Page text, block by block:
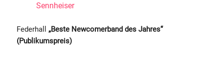
Sennheiser
Federhall „Beste Newcomerband des Jahres“
(Publikumspreis)